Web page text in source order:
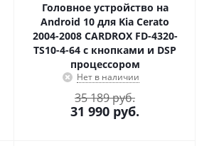
Головное устройство на
Android 10 для Kia Cerato
2004-2008 CARDROX FD-4320-
TS10-4-64 с кнопками и DSP
процессором
Нет в наличии
35 189 руб.
31 990 руб.